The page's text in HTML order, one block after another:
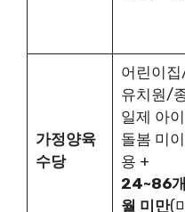
가정양육
수당
어린이
유치원/
일제 아이
돌봄 미이
용 +
24~86개
월 미만(